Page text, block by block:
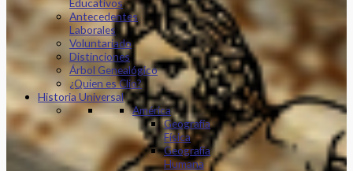
Antecedentes
Laborales
Voluntariado
Distinciones
Árbol Genealógico
¿Quien es Clio?
Historia Universal
América
Geografía
Física
Geografía
Humana